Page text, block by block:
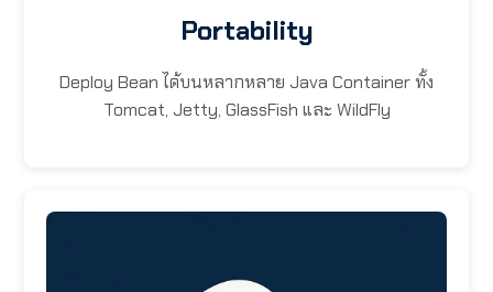
Portability
Deploy Bean ได้บนหลากหลาย Java Container ทั้ง
Tomcat, Jetty, GlassFish และ WildFly